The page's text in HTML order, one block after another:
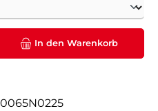
ein oder benutze die Schaltflächen um
In den Warenkorb